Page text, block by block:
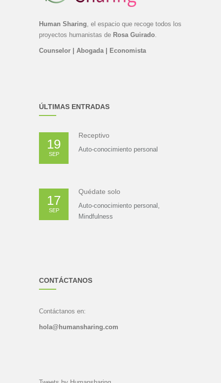
Human Sharing, el espacio que recoge todos los
proyectos humanistas de Rosa Guirado.
Counselor | Abogada | Economista
ÚLTIMAS ENTRADAS
19
SEP
Receptivo
Auto-conocimiento personal
17
SEP
Quédate solo
Auto-conocimiento personal ,
Mindfulness
CONTÁCTANOS
Contáctanos en:
hola@humansharing.com